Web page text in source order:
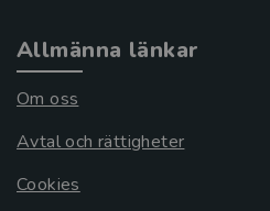
Allmänna länkar
Om oss
Avtal och rättigheter
Cookies